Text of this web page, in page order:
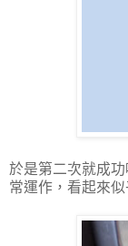
於是第二次就成
常運作，看起來似